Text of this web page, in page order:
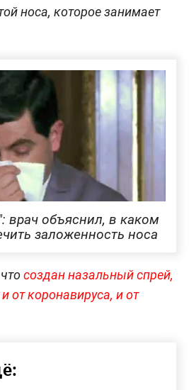
носа, которое занимает
врач объяснил, в каком
заложенность носа
создан назальный спрей,
от коронавируса, и от